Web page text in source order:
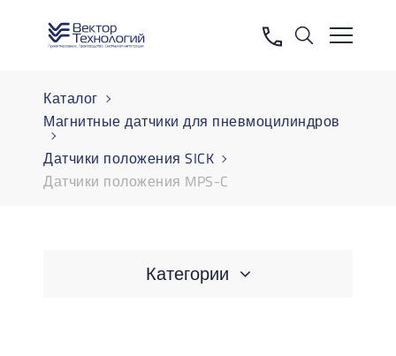
Каталог
Магнитные датчики для пневмоцилиндров
Датчики положения SICK
Датчики положения MPS-C
Категории